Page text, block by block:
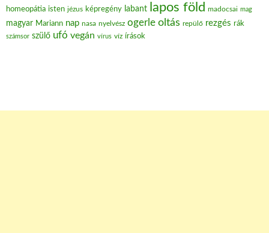
homeopátia isten jézus képregény labant lapos föld madocsai mag
magyar Mariann nap nasa nyelvész ogerle oltás repülő rezgés rák
számsor szülő ufó vegán vírus víz írások